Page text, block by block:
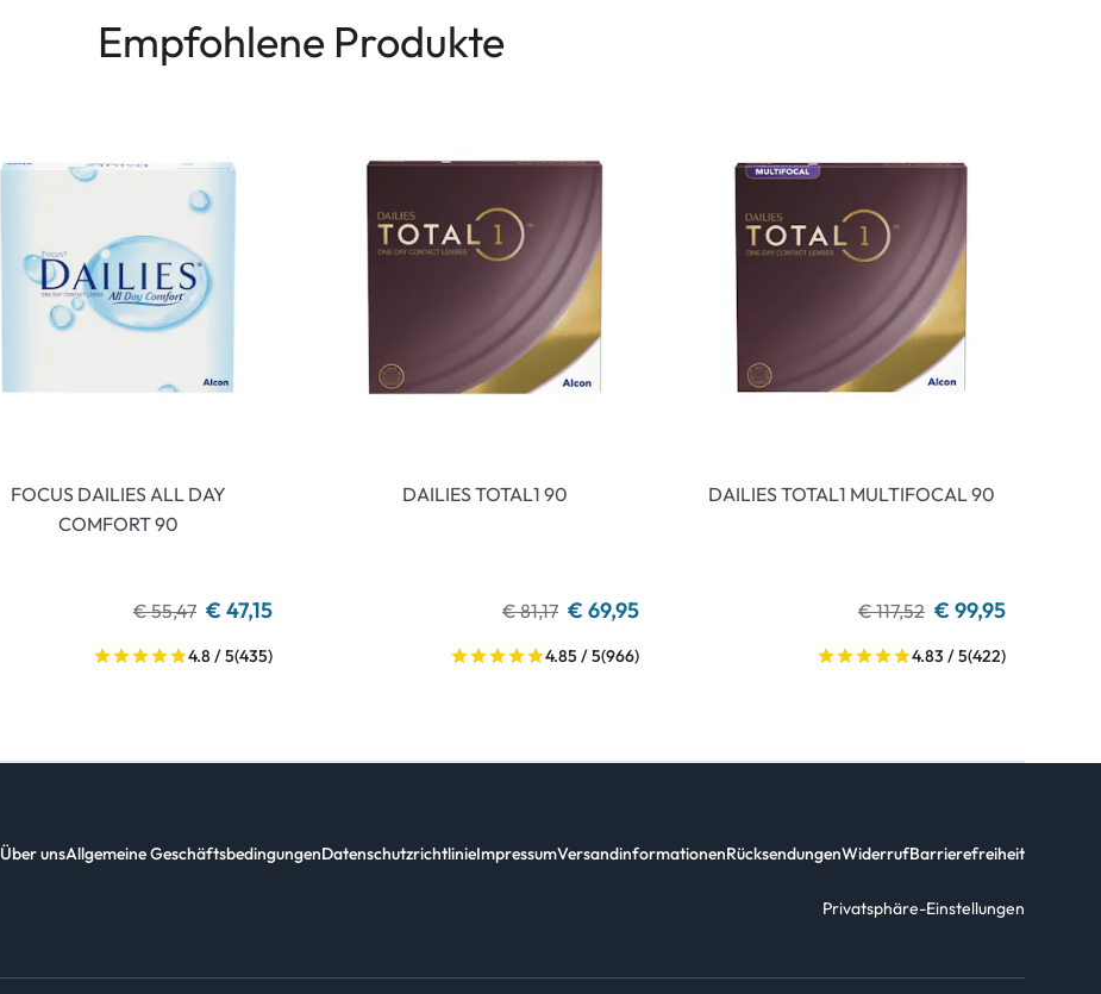
Empfohlene Produkte
FOCUS DAILIES ALL DAY
COMFORT 90
€ 55,47 € 47,15
4.8 / 5(435)
DAILIES TOTAL1 90
€ 81,17 € 69,95
4.85 / 5(966)
DAILIES TOTAL1 MULTIFOCAL 90
€ 117,52 € 99,95
4.83 / 5(422)
Über unsAllgemeine GeschäftsbedingungenDatenschutzrichtlinieImpressumVersandinformationenRücksendungenWiderrufBarrierefreiheit
Privatsphäre-Einstellungen